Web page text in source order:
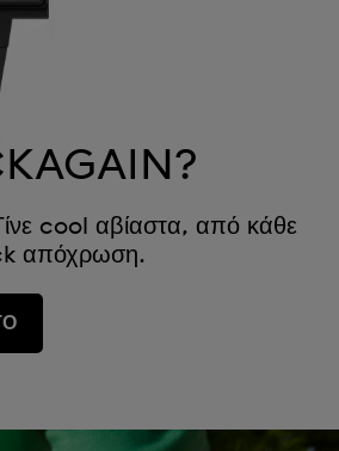
cool αβίαστα, από κάθε
απόχρωση.